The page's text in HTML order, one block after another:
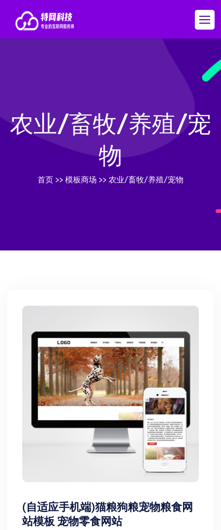
农业/畜牧/养殖/宠
物
首页 >> 模板商场 >> 农业/畜牧/养殖/宠物
(自适应手机端)猫粮狗粮宠物粮食网
站模板 宠物零食网站